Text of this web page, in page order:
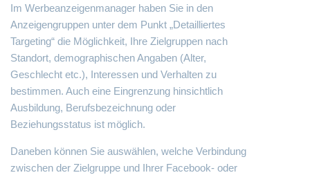
Im Werbeanzeigenmanager haben Sie in den
Anzeigengruppen unter dem Punkt „Detailliertes
Targeting“ die Möglichkeit, Ihre Zielgruppen nach
Standort, demographischen Angaben (Alter,
Geschlecht etc.), Interessen und Verhalten zu
bestimmen. Auch eine Eingrenzung hinsichtlich
Ausbildung, Berufsbezeichnung oder
Beziehungsstatus ist möglich.
Daneben können Sie auswählen, welche Verbindung
zwischen der Zielgruppe und Ihrer Facebook- oder